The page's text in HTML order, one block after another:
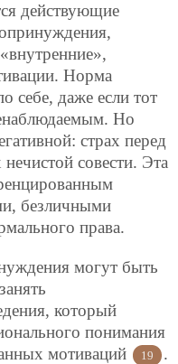
действующие
Норма
себе, даже если тот
Но
страх перед
совести. Эта
безличными
права.
могут быть
который
понимания
мотиваций
19 .